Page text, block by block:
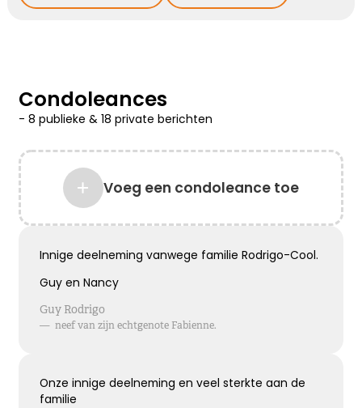
Condoleances
- 8 publieke & 18 private berichten
Voeg een condoleance toe
Innige deelneming vanwege familie Rodrigo-Cool.
Guy en Nancy
Guy Rodrigo
— neef van zijn echtgenote Fabienne.
Onze innige deelneming en veel sterkte aan de
familie
We willen je even zeggen dat we aan je denken,
Waar rouw is, is liefde. Waar liefde is, geven
herinneringen voor altijd troost
Bijzonder persoon gemist
Veel sterkte toegewenst!